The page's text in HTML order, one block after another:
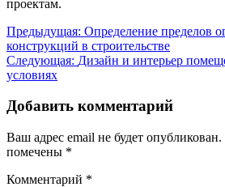
проектам.
Навигация
по
записям
Предыдущая: Определение пределов
конструкций в строительстве
Следующая: Дизайн и интерьер
условиях
Добавить комментарий
Ваш адрес email не будет опубликован.
помечены *
Комментарий *